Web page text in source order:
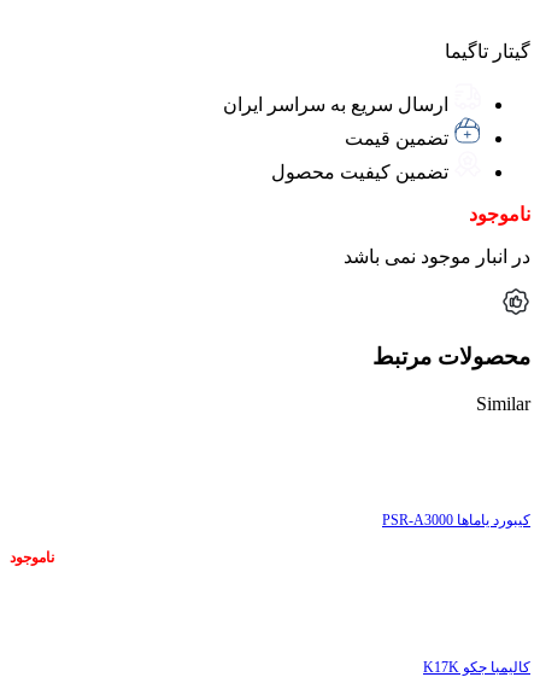
گیتار تاگیما
ارسال سریع به سراسر ایران
تضمین قیمت
تضمین کیفیت محصول
ناموجود
در انبار موجود نمی باشد
محصولات مرتبط
Similar
کیبورد یاماها PSR-A3000
ناموجود
کالیمبا جکو K17K